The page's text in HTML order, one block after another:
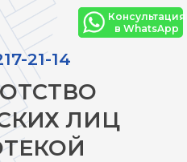
ЛИЦ
21-14
Консультация
в WhatsApp